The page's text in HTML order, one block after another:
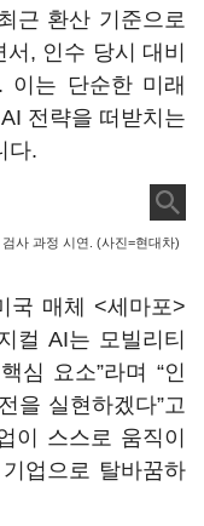
근 환산 기준으로
, 인수 당시 대비
이는 단순한 미래
전략을 떠받치는
다.
사 과정 시연. (사진=현대차)
국 매체 <세마포>
컬 AI는 모빌리티
심 요소”라며 “인
을 실현하겠다”고
이 스스로 움직이
업으로 탈바꿈하